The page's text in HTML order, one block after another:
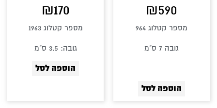
₪590
מספר קטלוג 964
גובה 7 ס"מ
הוספה לסל
₪170
מספר קטלוג 1963
גובה: 3.5 ס"מ
הוספה לסל